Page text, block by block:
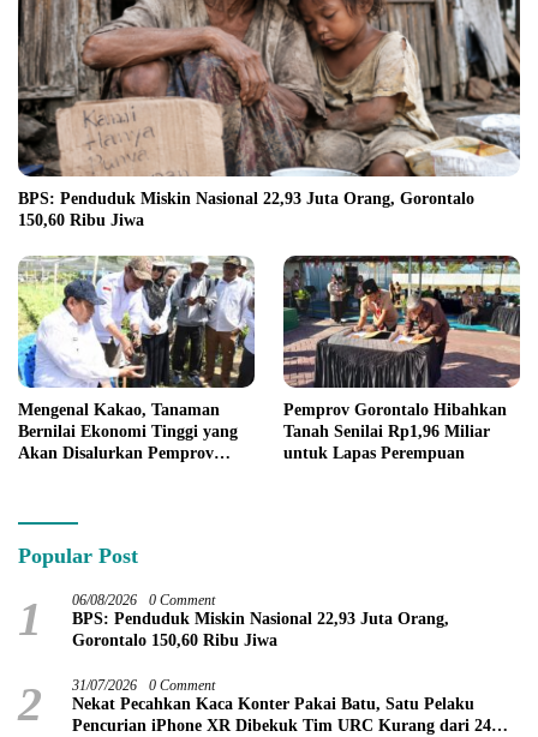
BPS: Penduduk Miskin Nasional 22,93 Juta Orang, Gorontalo
150,60 Ribu Jiwa
Mengenal Kakao, Tanaman
Bernilai Ekonomi Tinggi yang
Akan Disalurkan Pemprov
Pemprov Gorontalo Hibahkan
Tanah Senilai Rp1,96 Miliar
untuk Lapas Perempuan
Popular Post
1 06/08/2026 0 Comment
BPS: Penduduk Miskin Nasional 22,93 Juta Orang,
Gorontalo 150,60 Ribu Jiwa
2 31/07/2026 0 Comment
Nekat Pecahkan Kaca Konter Pakai Batu, Satu Pelaku
Pencurian iPhone XR Dibekuk Tim URC Kurang dari 24